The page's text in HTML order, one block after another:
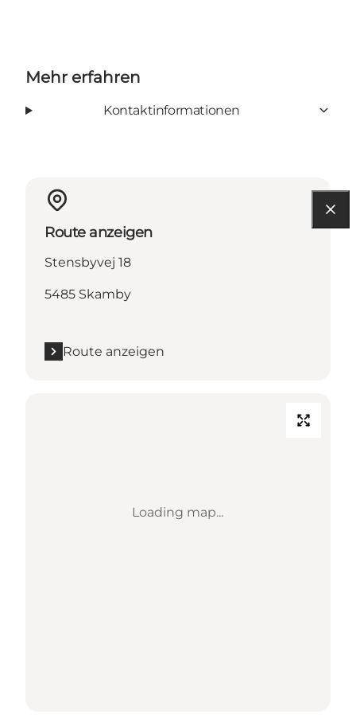
Mehr erfahren
Kontaktinformationen
Route anzeigen
Stensbyvej 18
5485 Skamby
Route anzeigen
Loading map...